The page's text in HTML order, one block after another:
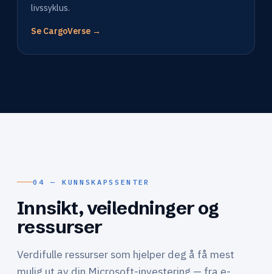
livssyklus.
Se CargoVerse →
04 — KUNNSKAPSSENTER
Innsikt, veiledninger og
ressurser
Verdifulle ressurser som hjelper deg å få mest